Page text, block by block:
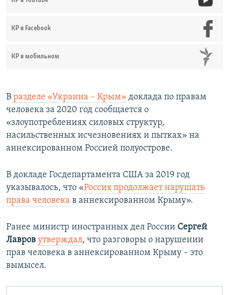
КР в Facebook
КР в мобильном
В разделе «Украина – Крым» доклада по правам
человека за 2020 год сообщается о
«злоупотреблениях силовых структур,
насильственных исчезновениях и пытках» на
аннексированном Россией полуострове.
В докладе Госдепартамента США за 2019 год
указывалось, что «Россия продолжает нарушать
права человека в аннексированном Крыму».
Ранее министр иностранных дел России Сергей
Лавров утверждал, что разговоры о нарушении
прав человека в аннексированном Крыму – это
вымысел.